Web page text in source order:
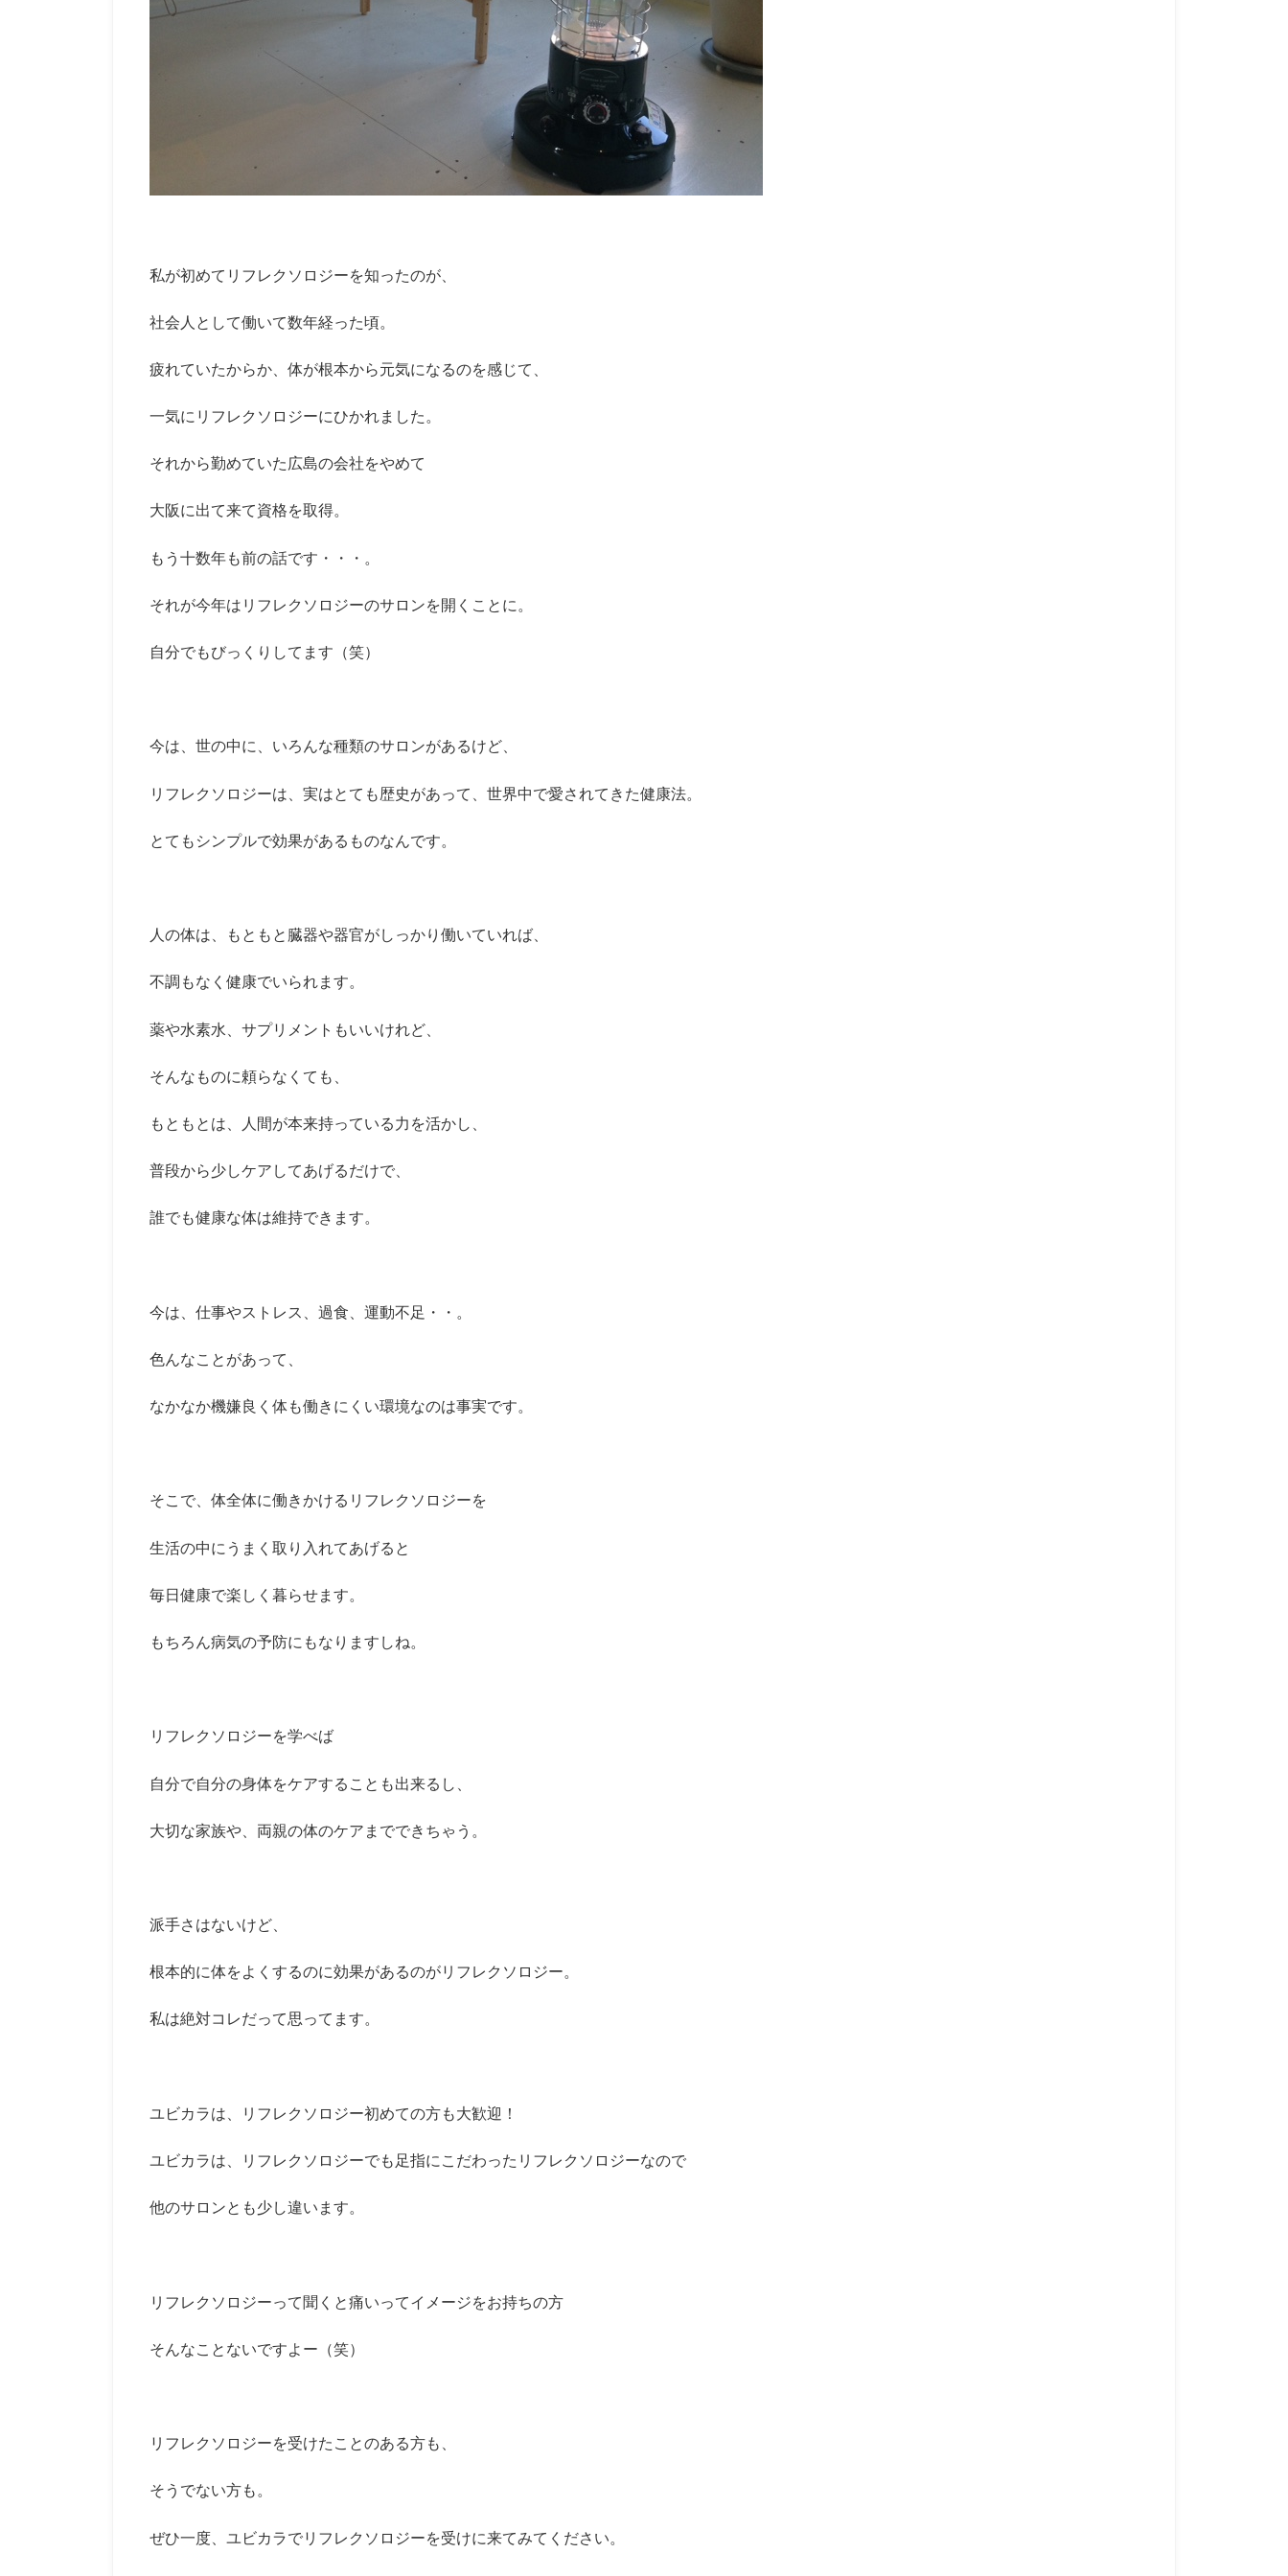
私が初めてリフレクソロジーを知ったのが、
社会人として働いて数年経った頃。
疲れていたからか、体が根本から元気になるのを感じて、
一気にリフレクソロジーにひかれました。
それから勤めていた広島の会社をやめて
大阪に出て来て資格を取得。
もう十数年も前の話です・・・。
それが今年はリフレクソロジーのサロンを開くことに。
自分でもびっくりしてます（笑）
今は、世の中に、いろんな種類のサロンがあるけど、
リフレクソロジーは、実はとても歴史があって、世界中で愛されてきた健康法。
とてもシンプルで効果があるものなんです。
人の体は、もともと臓器や器官がしっかり働いていれば、
不調もなく健康でいられます。
薬や水素水、サプリメントもいいけれど、
そんなものに頼らなくても、
もともとは、人間が本来持っている力を活かし、
普段から少しケアしてあげるだけで、
誰でも健康な体は維持できます。
今は、仕事やストレス、過食、運動不足・・。
色んなことがあって、
なかなか機嫌良く体も働きにくい環境なのは事実です。
そこで、体全体に働きかけるリフレクソロジーを
生活の中にうまく取り入れてあげると
毎日健康で楽しく暮らせます。
もちろん病気の予防にもなりますしね。
リフレクソロジーを学べば
自分で自分の身体をケアすることも出来るし、
大切な家族や、両親の体のケアまでできちゃう。
派手さはないけど、
根本的に体をよくするのに効果があるのがリフレクソロジー。
私は絶対コレだって思ってます。
ユビカラは、リフレクソロジー初めての方も大歓迎！
ユビカラは、リフレクソロジーでも足指にこだわったリフレクソロジーなので
他のサロンとも少し違います。
リフレクソロジーって聞くと痛いってイメージをお持ちの方
そんなことないですよー（笑）
リフレクソロジーを受けたことのある方も、
そうでない方も。
ぜひ一度、ユビカラでリフレクソロジーを受けに来てみてください。